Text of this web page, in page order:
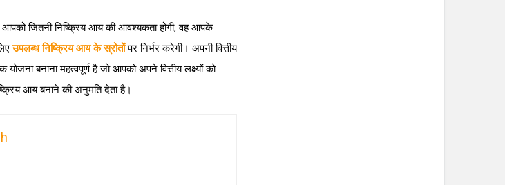
आपको जितनी निष्क्रिय आय की आवश्यकता होगी, वह आपके
उपलब्ध निष्क्रिय आय के स्रोतोंपर निर्भर करेगी। अपनी वित्तीय
योजना बनाना महत्वपूर्ण है जो आपको अपने वित्तीय लक्ष्यों को
आय बनाने की अनुमति देता है।